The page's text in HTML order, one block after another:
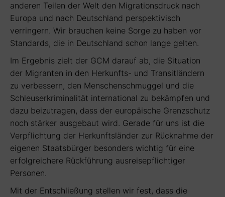
anderen Teilen der Welt den Migrationsdruck nach
Europa und nach Deutschland perspektivisch
verringern. Wir brauchen keine Sorge zu haben vor
Standards, die in Deutschland schon lange gelten.
Im Ergebnis zielt der GCM darauf ab, die Situation
der Migranten in den Herkunfts- und Transitländern
zu verbessern, den Menschenschmuggel und die
Schleuserkriminalität international zu bekämpfen und
dazu beizutragen, dass der europäische Grenzschutz
noch stärker ausgebaut wird. Gerade für uns ist die
Verpflichtung der Herkunftsländer zur Rücknahme der
eigenen Staatsbürger besonders wichtig für eine
erfolgreichere Rückführung ausreisepflichtiger
Personen.
Mit der Entschließung stellen wir fest, dass die